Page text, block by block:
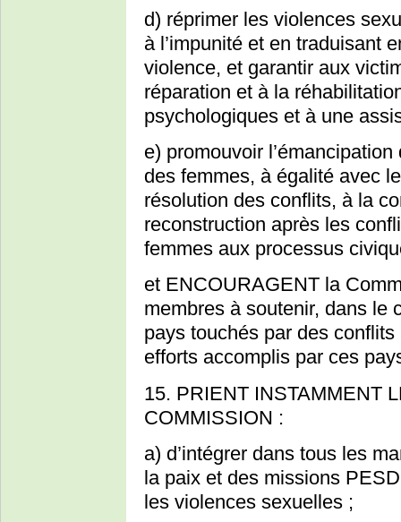
d) réprimer les violences
à l’impunité et en traduisant
violence, et garantir aux
réparation et à la
psychologiques et à une
e) promouvoir
des femmes, à égalité avec
résolution des conflits, à la
reconstruction après les
femmes aux processus
et ENCOURAGENT la
membres à soutenir, dans le
pays touchés par des
efforts accomplis par ces
15. PRIENT INSTAMMENT
COMMISSION :
a) d’intégrer dans tous les
la paix et des missions
les violences sexuelles ;